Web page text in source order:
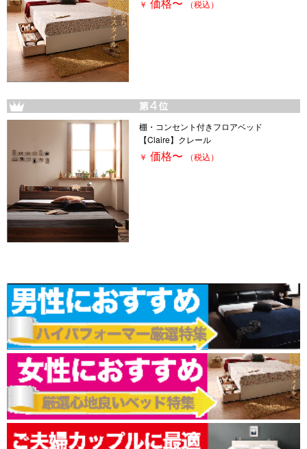
￥
（税込）
棚・コンセント付きフロアベッド
【Claire】クレール
￥ 価格〜 （税込）